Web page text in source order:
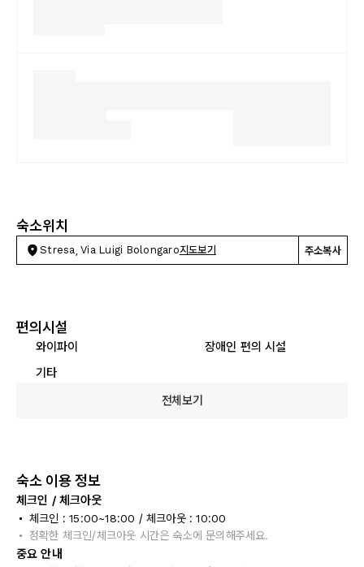
숙소위치
Stresa, Via Luigi Bolongaro지도보기 주소복사
편의시설
와이파이
장애인 편의 시설
기타
전체보기
숙소 이용 정보
체크인 / 체크아웃
체크인 : 15:00~18:00 / 체크아웃 : 10:00
정확한 체크인/체크아웃 시간은 숙소에 문의해주세요.
중요 안내